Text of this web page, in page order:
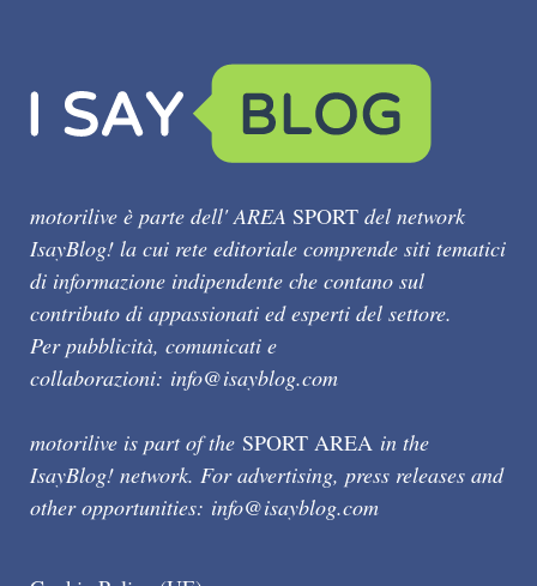
motorilive è parte dell' AREA SPORT del network
IsayBlog! la cui rete editoriale comprende siti tematici
di informazione indipendente che contano sul
contributo di appassionati ed esperti del settore.
Per pubblicità, comunicati e
collaborazioni: info@isayblog.com
motorilive is part of the SPORT AREA in the
IsayBlog! network. For advertising, press releases and
other opportunities: info@isayblog.com